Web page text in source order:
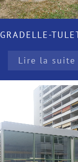
GRADELLE-
Lire la suite